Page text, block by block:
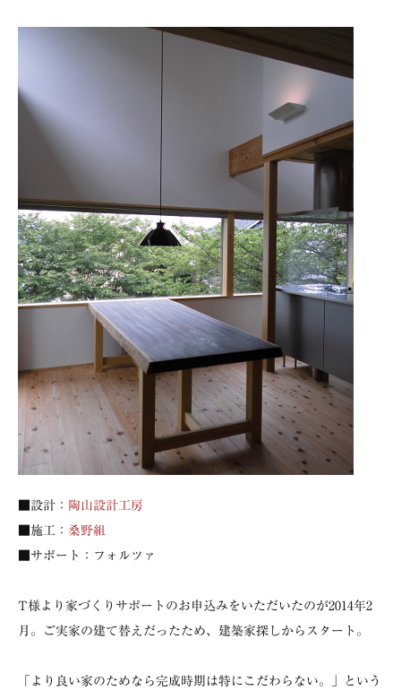
■設計： 陶山設計工房
■施工： 桑野組
■サポート：フォルツァ
T様より家づくりサポートのお申込みをいただいたのが2014年2
月。ご実家の建て替えだったため、建築家探しからスタート。
「より良い家のためなら完成時期は特にこだわらない。」という